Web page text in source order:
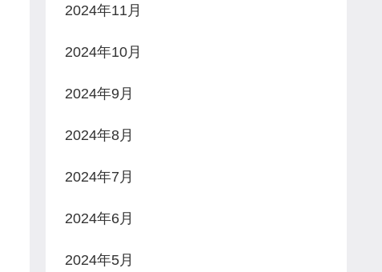
2024年11月
2024年10月
2024年9月
2024年8月
2024年7月
2024年6月
2024年5月